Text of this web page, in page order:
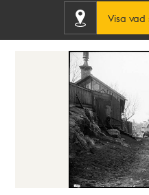
Visa vad